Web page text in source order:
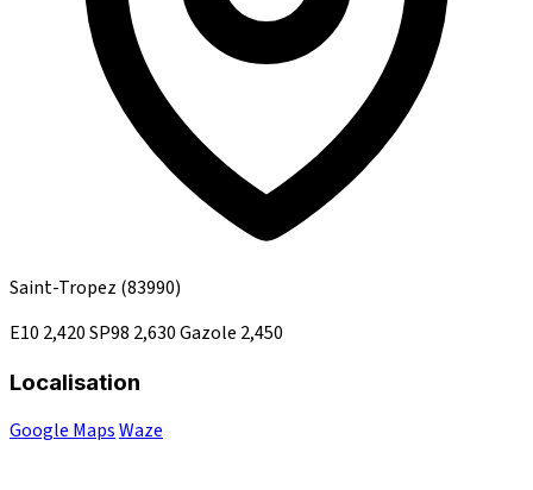
Saint-Tropez (83990)
E10 2,420SP98 2,630Gazole 2,450
Localisation
Google MapsWaze